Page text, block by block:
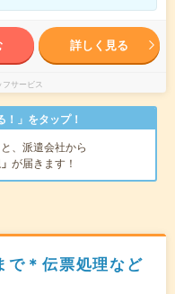
詳しく見る
サービス
」をタップ！
、派遣会社から
が届きます！
で＊伝票処理など